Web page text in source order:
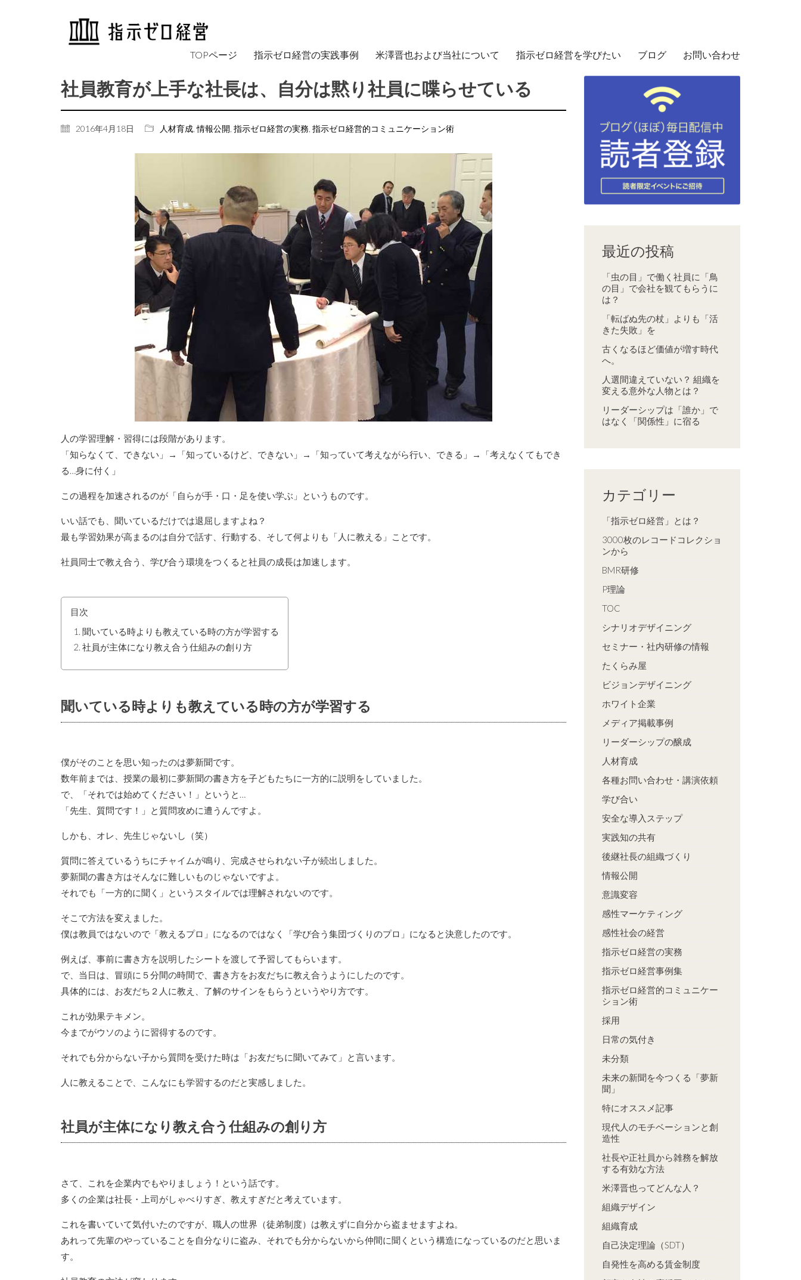
TOPページ 指示ゼロ経営の実践事例 米澤晋也および当社について 指示ゼロ経営を学びたい ブログ お問い合わせ
社員教育が上手な社長は、自分は黙り社員に喋らせている
2016年4月18日 人材育成 ,情報公開 指示ゼロ経営の実務 指示ゼロ経営的コミュニケーション術
人の学習理解・習得には段階があります。
「知らなくて、できない」→「知っているけど、できない」→「知っていて考えながら行い、できる」→「考えなくてもでき
る…身に付く」
この過程を加速されるのが「自らが手・口・足を使い学ぶ」というものです。
いい話でも、聞いているだけでは退屈しますよね？
最も学習効果が高まるのは自分で話す、行動する、そして何よりも「人に教える」ことです。
社員同士で教え合う、学び合う環境をつくると社員の成長は加速します。
目次
聞いている時よりも教えている時の方が学習する
社員が主体になり教え合う仕組みの創り方
聞いている時よりも教えている時の方が学習する
僕がそのことを思い知ったのは夢新聞です。
数年前までは、授業の最初に夢新聞の書き方を子どもたちに一方的に説明をしていました。
で、「それでは始めてください！」というと…
「先生、質問です！」と質問攻めに遭うんですよ。
しかも、オレ、先生じゃないし（笑）
質問に答えているうちにチャイムが鳴り、完成させられない子が続出しました。
夢新聞の書き方はそんなに難しいものじゃないですよ。
それでも「一方的に聞く」というスタイルでは理解されないのです。
そこで方法を変えました。
僕は教員ではないので「教えるプロ」になるのではなく「学び合う集団づくりのプロ」になると決意したのです。
例えば、事前に書き方を説明したシートを渡して予習してもらいます。
で、当日は、冒頭に５分間の時間で、書き方をお友だちに教え合うようにしたのです。
具体的には、お友だち２人に教え、了解のサインをもらうというやり方です。
これが効果テキメン。
今までがウソのように習得するのです。
それでも分からない子から質問を受けた時は「お友だちに聞いてみて」と言います。
人に教えることで、こんなにも学習するのだと実感しました。
社員が主体になり教え合う仕組みの創り方
さて、これを企業内でもやりましょう！という話です。
多くの企業は社長・上司がしゃべりすぎ、教えすぎだと考えています。
これを書いていて気付いたのですが、職人の世界（徒弟制度）は教えずに自分から盗ませますよね。
あれって先輩のやっていることを自分なりに盗み、それでも分からないから仲間に聞くという構造になっているのだと思いま
す。
最近の投稿
「虫の目」で働く社員に「鳥
の目」で会社を観てもらうに
は？
「転ばぬ先の杖」よりも「活
きた失敗」を
古くなるほど価値が増す時代
へ。
人選間違えていない？ 組織を
変える意外な人物とは？
リーダーシップは「誰か」で
はなく「関係性」に宿る
カテゴリー
「指示ゼロ経営」とは？
3000枚のレコードコレクショ
ンから
BMR研修
P理論
TOC
シナリオデザイニング
セミナー・社内研修の情報
たくらみ屋
ビジョンデザイニング
ホワイト企業
メディア掲載事例
リーダーシップの醸成
人材育成
各種お問い合わせ・講演依頼
学び合い
安全な導入ステップ
実践知の共有
後継社長の組織づくり
情報公開
意識変容
感性マーケティング
感性社会の経営
指示ゼロ経営の実務
指示ゼロ経営事例集
指示ゼロ経営的コミュニケー
ション術
採用
日常の気付き
未分類
未来の新聞を今つくる「夢新
聞」
特にオススメ記事
現代人のモチベーションと創
造性
社長や正社員から雑務を解放
する有効な方法
米澤晋也ってどんな人？
組織デザイン
組織育成
自己決定理論（SDT）
自発性を高める賃金制度